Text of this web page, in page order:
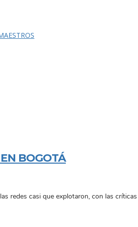
BOGOTÁ
redes casi que explotaron, con las